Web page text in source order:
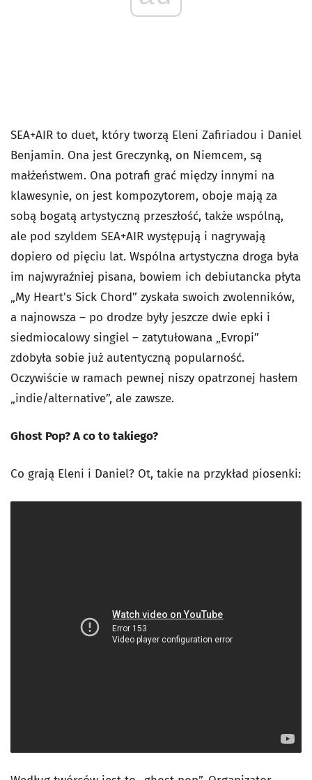
SEA+AIR to duet, który tworzą Eleni Zafiriadou i Daniel
Benjamin. Ona jest Greczynką, on Niemcem, są
małżeństwem. Ona potrafi grać między innymi na
klawesynie, on jest kompozytorem, oboje mają za
sobą bogatą artystyczną przeszłość, także wspólną,
ale pod szyldem SEA+AIR występują i nagrywają
dopiero od pięciu lat. Wspólna artystyczna droga była
im najwyraźniej pisana, bowiem ich debiutancka płyta
„My Heart's Sick Chord” zyskała swoich zwolenników,
a najnowsza – po drodze były jeszcze dwie epki i
siedmiocalowy singiel – zatytułowana „Evropi”
zdobyła sobie już autentyczną popularność.
Oczywiście w ramach pewnej niszy opatrzonej hasłem
„indie/alternative”, ale zawsze.
Ghost Pop? A co to takiego?
Co grają Eleni i Daniel? Ot, takie na przykład piosenki: